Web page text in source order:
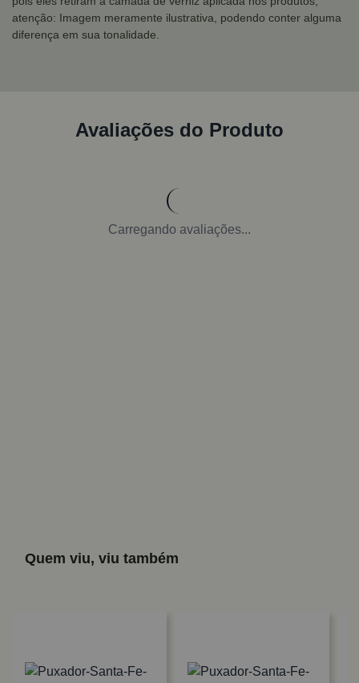
atenção: Imagem meramente ilustrativa, podendo conter alguma
diferença em sua tonalidade.
Avaliações do Produto
Carregando avaliações...
Quem viu, viu também